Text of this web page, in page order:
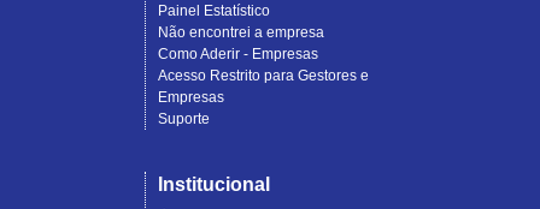
Painel Estatístico
Não encontrei a empresa
Como Aderir - Empresas
Acesso Restrito para Gestores e
Empresas
Suporte
Institucional